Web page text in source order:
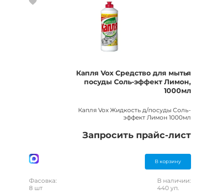
Капля Vox Средство для мытья
посуды Соль-эффект Лимон,
1000мл
Капля Vox Жидкость д/посуды Соль-
эффект Лимон 1000мл
Запросить прайс-лист
В корзину
Фасовка:
8 шт
В наличии:
440 уп.